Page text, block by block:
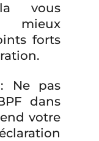
vous
forts
: Ne pas
dans
votre